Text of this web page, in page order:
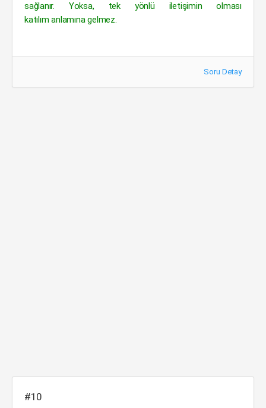
sağlanır. Yoksa, tek yönlü iletişimin olması
katılım anlamına gelmez.
Soru Detay
#10